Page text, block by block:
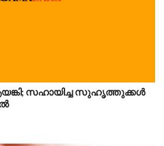
സഹായിച്ച സുഹൃത്തുക്കൾ